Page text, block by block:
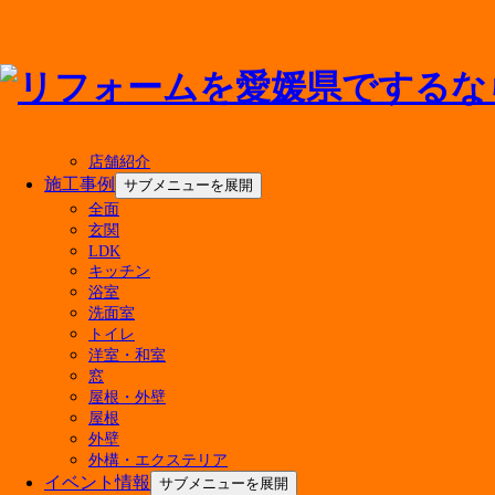
店舗紹介
施工事例
サブメニューを展開
全面
玄関
LDK
キッチン
浴室
洗面室
トイレ
洋室・和室
窓
屋根・外壁
屋根
外壁
外構・エクステリア
イベント情報 サブメニューを展開
メニューを閉じる
アドバンス・リフドについて
選ばれる理由
会社案内
代表挨拶
会社概要
経営理念
店舗紹介